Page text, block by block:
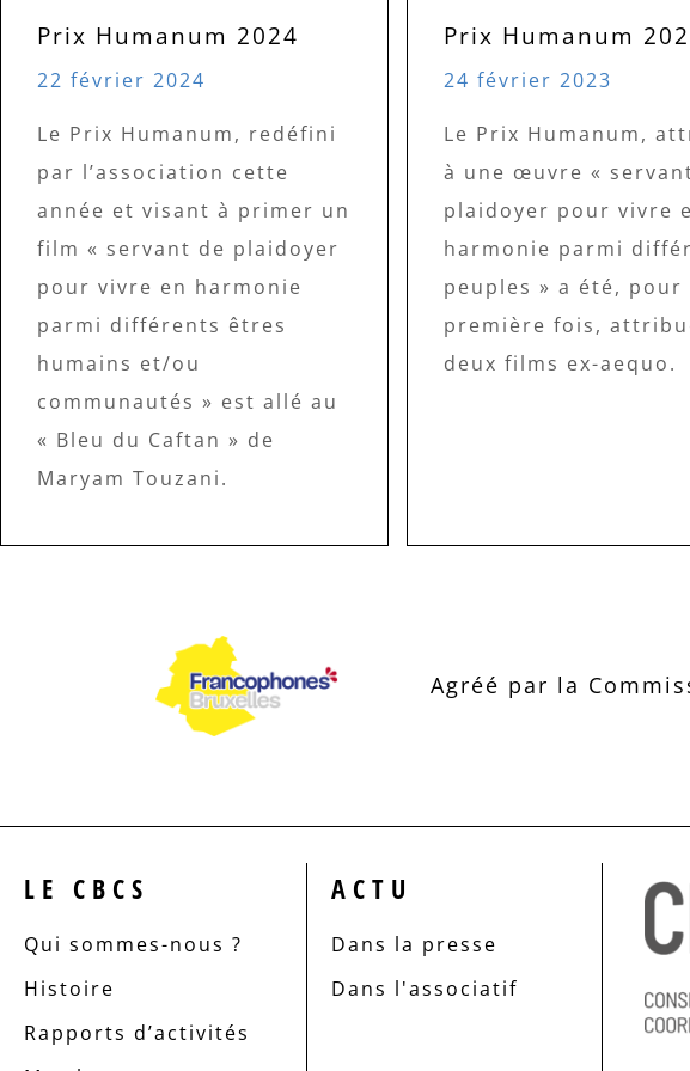
Prix Humanum 2024
22 février 2024
Le Prix Humanum, redéfini
par l’association cette
année et visant à primer un
film « servant de plaidoyer
pour vivre en harmonie
parmi différents êtres
humains et/ou
communautés » est allé au
« Bleu du Caftan » de
Maryam Touzani.
Prix Humanum
24 février 2023
Le Prix Humanum,
à une œuvre «
plaidoyer pour vivre
harmonie parmi
peuples » a été, pour
première fois,
deux films ex-aequo.
Agréé par la
LE CBCS
Qui sommes-nous ?
Histoire
Rapports d’activités
ACTU
Dans la presse
Dans l'associatif